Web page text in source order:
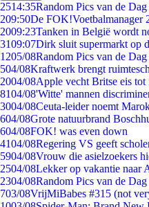
2514:35Random Pics van de
209:50De FOK!Voetbalmanager
2009:23Tanken in België wordt
3109:07Dirk sluit supermarkt op
1205/08Random Pics van de
504/08Kraftwerk brengt
2004/08Apple vecht Britse eis
8104/08'Witte' mannen
3004/08Ceuta-leider noemt
604/08Grote natuurbrand
604/08FOK! was even down
4104/08Regering VS geeft
5904/08Vrouw die asielzoekers
2504/08Lekker op vakantie naar
2304/08Random Pics van de
703/08VrijMiBabes #315 (not